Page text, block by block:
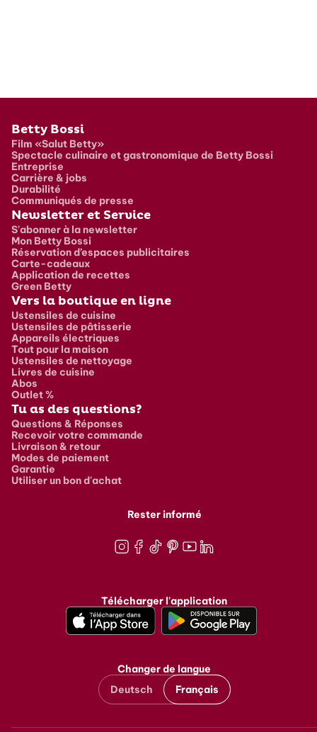
Pied de page
Betty Bossi
Film «Salut Betty»
Spectacle culinaire et gastronomique de Betty Bossi
Entreprise
Carrière & jobs
Durabilité
Communiqués de presse
Newsletter et Service
S'abonner à la newsletter
Mon Betty Bossi
Réservation d’espaces publicitaires
Carte-cadeaux
Application de recettes
Green Betty
Vers la boutique en ligne
Ustensiles de cuisine
Ustensiles de pâtisserie
Appareils électriques
Tout pour la maison
Ustensiles de nettoyage
Livres de cuisine
Abos
Outlet %
Tu as des questions?
Questions & Réponses
Recevoir votre commande
Livraison & retour
Modes de paiement
Garantie
Utiliser un bon d'achat
Rester informé
Télécharger l'application
Changer de langue
Deutsch
Français